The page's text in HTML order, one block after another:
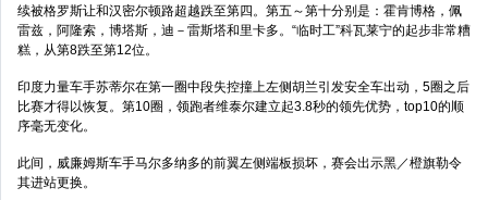
续被格罗斯让和汉密尔顿路超越跌至第四。第五～第十分别是：霍肯博格，佩
雷兹，阿隆索，博塔斯，迪－雷斯塔和里卡多。“临时工”科瓦莱宁的起步非常糟
糕，从第8跌至第12位。
印度力量车手苏蒂尔在第一圈中段失控撞上左侧胡兰引发安全车出动，5圈之后
比赛才得以恢复。第10圈，领跑者维泰尔建立起3.8秒的领先优势，top10的顺
序毫无变化。
此间，威廉姆斯车手马尔多纳多的前翼左侧端板损坏，赛会出示黑／橙旗勒令
其进站更换。